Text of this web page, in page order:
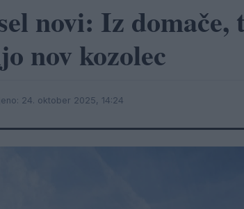
novi: Iz domače,
nov kozolec
24. oktober 2025, 14:24